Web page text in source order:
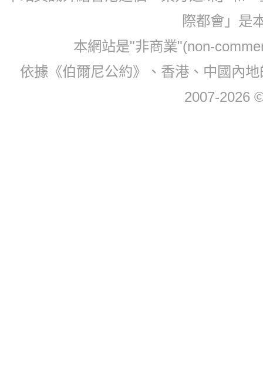
際都會」是
本網站是"非商業"(non-
依據《伯爾尼公約》、香港、中國內
2007-2026